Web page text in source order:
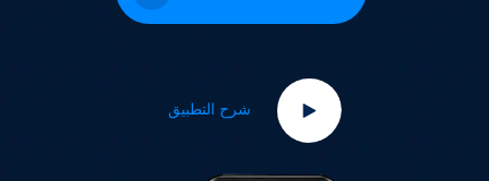
شرح التطبيق